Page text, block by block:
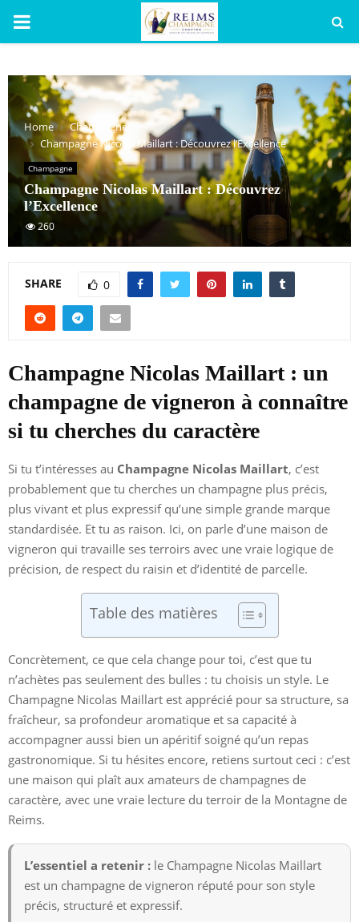
PRIMARY
Home
Champagne
Champagne Nicolas Maillart : Découvrez l’Excellence
Champagne
Champagne Nicolas Maillart : Découvrez
l’Excellence
260
SHARE 0
Champagne Nicolas Maillart : un
champagne de vigneron à connaître
si tu cherches du caractère
Si tu t’intéresses au Champagne Nicolas Maillart, c’est
probablement que tu cherches un champagne plus précis,
plus vivant et plus expressif qu’une simple grande marque
standardisée. Et tu as raison. Ici, on parle d’une maison de
vigneron qui travaille ses terroirs avec une vraie logique de
précision, de respect du raisin et d’identité de parcelle.
Table des matières
Concrètement, ce que cela change pour toi, c’est que tu
n’achètes pas seulement des bulles : tu choisis un style. Le
Champagne Nicolas Maillart est apprécié pour sa structure, sa
fraîcheur, sa profondeur aromatique et sa capacité à
accompagner aussi bien un apéritif soigné qu’un repas
gastronomique. Si tu hésites encore, retiens surtout ceci : c’est
une maison qui plaît aux amateurs de champagnes de
caractère, avec une vraie lecture du terroir de la Montagne de
Reims.
L’essentiel a retenir : le Champagne Nicolas Maillart
est un champagne de vigneron réputé pour son style
précis, structuré et expressif.